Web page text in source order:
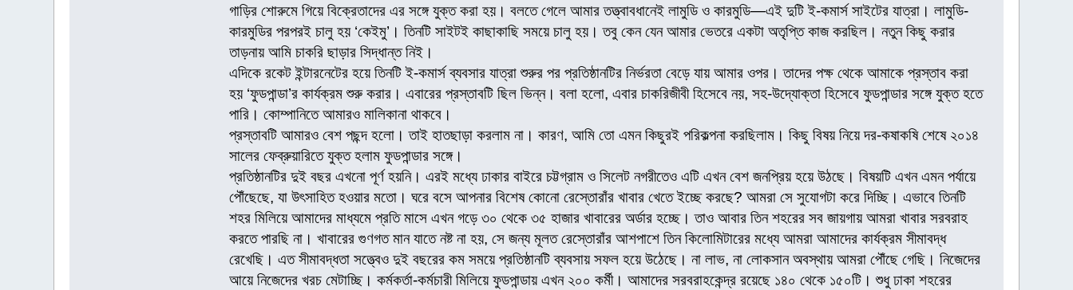
গাড়ির শোরুমে গিয়ে বিক্রেতাদের এর সঙ্গে যুক্ত করা হয়। বলতে গেলে আমার তত্ত্বাবধানেই লামুডি ও কারমুডি—এই দুটি ই-কমার্স সাইটের যাত্রা। লামুডি-
কারমুডির পরপরই চালু হয় ‘কেইমু’। তিনটি সাইটই কাছাকাছি সময়ে চালু হয়। তবু কেন যেন আমার ভেতরে একটা অতৃপ্তি কাজ করছিল। নতুন কিছু করার
তাড়নায় আমি চাকরি ছাড়ার সিদ্ধান্ত নিই।
এদিকে রকেট ইন্টারনেটের হয়ে তিনটি ই-কমার্স ব্যবসার যাত্রা শুরুর পর প্রতিষ্ঠানটির নির্ভরতা বেড়ে যায় আমার ওপর। তাদের পক্ষ থেকে আমাকে প্রস্তাব করা
হয় ‘ফুডপান্ডা’র কার্যক্রম শুরু করার। এবারের প্রস্তাবটি ছিল ভিন্ন। বলা হলো, এবার চাকরিজীবী হিসেবে নয়, সহ-উদ্যোক্তা হিসেবে ফুডপান্ডার সঙ্গে যুক্ত হতে
পারি। কোম্পানিতে আমারও মালিকানা থাকবে।
প্রস্তাবটি আমারও বেশ পছন্দ হলো। তাই হাতছাড়া করলাম না। কারণ, আমি তো এমন কিছুরই পরিকল্পনা করছিলাম। কিছু বিষয় নিয়ে দর-কষাকষি শেষে ২০১৪
সালের ফেব্রুয়ারিতে যুক্ত হলাম ফুডপান্ডার সঙ্গে।
প্রতিষ্ঠানটির দুই বছর এখনো পূর্ণ হয়নি। এরই মধ্যে ঢাকার বাইরে চট্টগ্রাম ও সিলেট নগরীতেও এটি এখন বেশ জনপ্রিয় হয়ে উঠছে। বিষয়টি এখন এমন পর্যায়ে
পৌঁছেছে, যা উৎসাহিত হওয়ার মতো। ঘরে বসে আপনার বিশেষ কোনো রেস্তোরাঁর খাবার খেতে ইচ্ছে করছে? আমরা সে সুযোগটা করে দিচ্ছি। এভাবে তিনটি
শহর মিলিয়ে আমাদের মাধ্যমে প্রতি মাসে এখন গড়ে ৩০ থেকে ৩৫ হাজার খাবারের অর্ডার হচ্ছে। তাও আবার তিন শহরের সব জায়গায় আমরা খাবার সরবরাহ
করতে পারছি না। খাবারের গুণগত মান যাতে নষ্ট না হয়, সে জন্য মূলত রেস্তোরাঁর আশপাশে তিন কিলোমিটারের মধ্যে আমরা আমাদের কার্যক্রম সীমাবদ্ধ
রেখেছি। এত সীমাবদ্ধতা সত্ত্বেও দুই বছরের কম সময়ে প্রতিষ্ঠানটি ব্যবসায় সফল হয়ে উঠেছে। না লাভ, না লোকসান অবস্থায় আমরা পৌঁছে গেছি। নিজেদের
আয়ে নিজেদের খরচ মেটাচ্ছি। কর্মকর্তা-কর্মচারী মিলিয়ে ফুডপান্ডায় এখন ২০০ কর্মী। আমাদের সরবরাহকেন্দ্র রয়েছে ১৪০ থেকে ১৫০টি। শুধু ঢাকা শহরের